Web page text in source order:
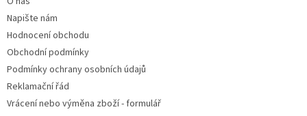
Napište nám
Hodnocení obchodu
Obchodní podmínky
Podmínky ochrany osobních údajů
Reklamační řád
Vrácení nebo výměna zboží - formulář